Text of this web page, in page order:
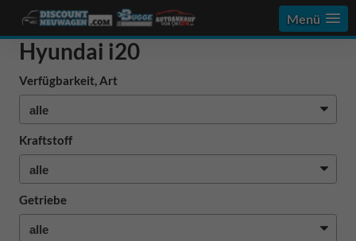
Menü
Hyundai i20
Verfügbarkeit, Art
Kraftstoff
Getriebe